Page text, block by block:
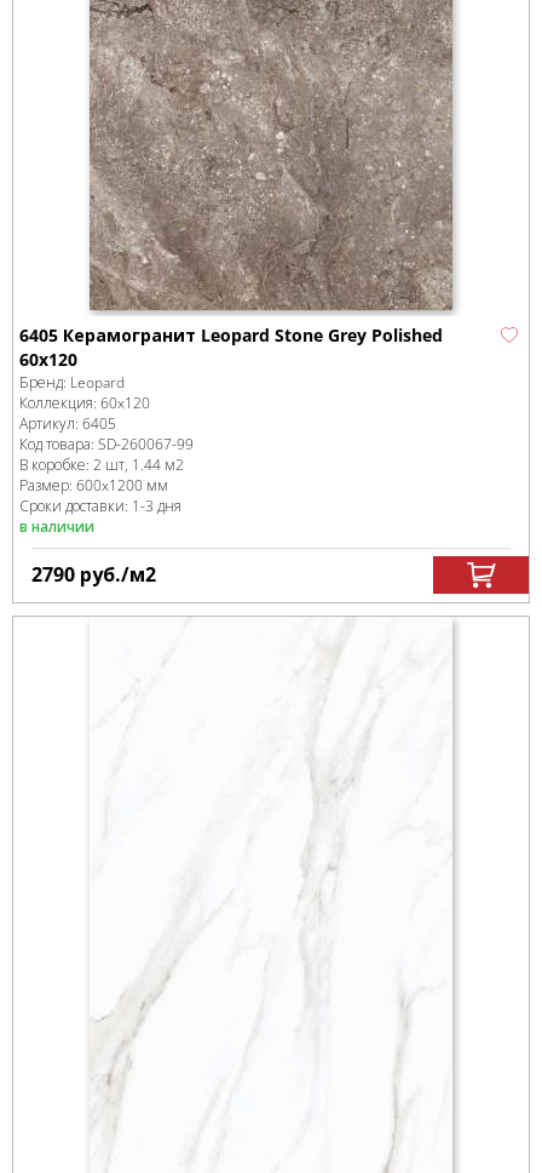
6405 Керамогранит Leopard Stone Grey Polished
60x120
Бренд: Leopard
Коллекция: 60x120
Артикул: 6405
Код товара: SD-260067-99
В коробке: 2 шт, 1.44 м2
Размер: 600x1200 мм
Сроки доставки: 1-3 дня
в наличии
2790 руб./м2